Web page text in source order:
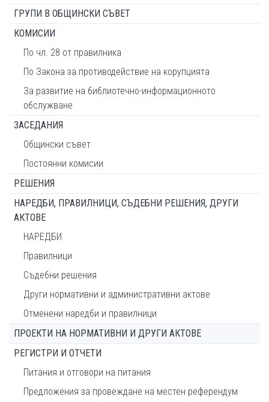
ГРУПИ В ОБЩИНСКИ СЪВЕТ
КОМИСИИ
По чл. 28 от правилника
По Закона за противодействие на корупцията
За развитие на библиотечно-информационното
обслужване
ЗАСЕДАНИЯ
Общински съвет
Постоянни комисии
РЕШЕНИЯ
НАРЕДБИ, ПРАВИЛНИЦИ, СЪДЕБНИ РЕШЕНИЯ, ДРУГИ
АКТОВЕ
НАРЕДБИ
Правилници
Съдебни решения
Други нормативни и административни актове
Отменени наредби и правилници
ПРОЕКТИ НА НОРМАТИВНИ И ДРУГИ АКТОВЕ
РЕГИСТРИ И ОТЧЕТИ
Питания и отговори на питания
Предложения за провеждане на местен референдум